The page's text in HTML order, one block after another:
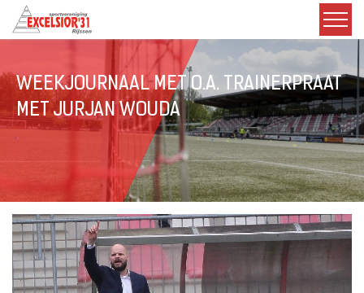
WEEKJOURNAAL MET O.A. TRAINERPRAAT
MET JURJAN WOUDA